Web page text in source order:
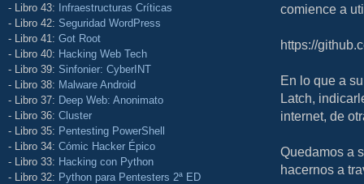
- Libro 43: Infraestructuras Críticas
- Libro 42: Seguridad WordPress
- Libro 41: Got Root
- Libro 40: Hacking Web Tech
- Libro 39: Sinfonier: CyberINT
- Libro 38: Malware Android
- Libro 37: Deep Web: Anonimato
- Libro 36: Cluster
- Libro 35: Pentesting PowerShell
- Libro 34: Cómic Hacker Épico
- Libro 33: Hacking con Python
- Libro 32: Python para Pentesters 2ª ED
comience a
https://
En lo que a
Latch,
internet, de
Quedamos a
hacernos a